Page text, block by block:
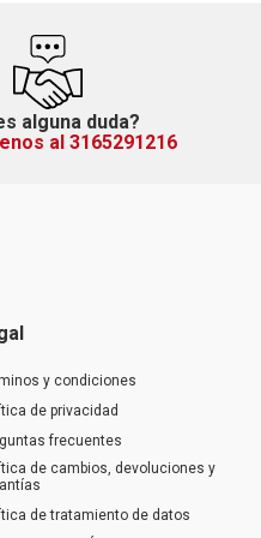
alguna duda?
al 3165291216
y condiciones
de privacidad
frecuentes
de cambios, devoluciones y
de tratamiento de datos